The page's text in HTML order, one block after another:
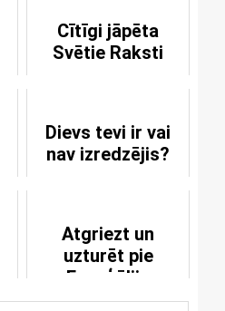
Cītīgi jāpēta
Svētie Raksti
Dievs tevi ir vai
nav izredzējis?
Atgriezt un
uzturēt pie
Evaņģēlija
patiesības